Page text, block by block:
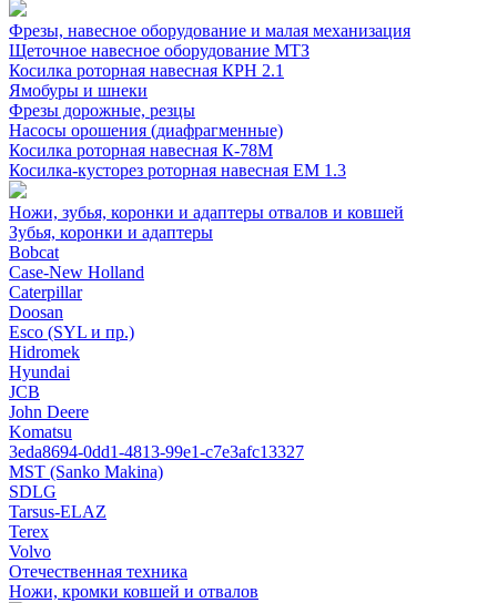
Фрезы, навесное оборудование и малая механизация
Щеточное навесное оборудование МТЗ
Косилка роторная навесная КРН 2.1
Ямобуры и шнеки
Фрезы дорожные, резцы
Насосы орошения (диафрагменные)
Косилка роторная навесная К-78М
Косилка-кусторез роторная навесная ЕМ 1.3
Ножи, зубья, коронки и адаптеры отвалов и ковшей
Зубья, коронки и адаптеры
Bobcat
Case-New Holland
Caterpillar
Doosan
Esco (SYL и пр.)
Hidromek
Hyundai
JCB
John Deere
Komatsu
3eda8694-0dd1-4813-99e1-c7e3afc13327
MST (Sanko Makina)
SDLG
Tarsus-ELAZ
Terex
Volvo
Отечественная техника
Ножи, кромки ковшей и отвалов